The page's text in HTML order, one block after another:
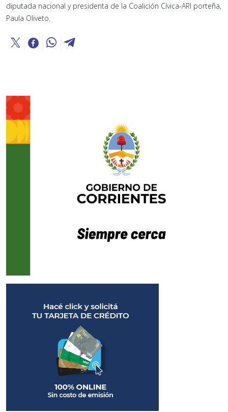
diputada nacional y presidenta de la Coalición Cívica-ARI porteña,
Paula Oliveto.